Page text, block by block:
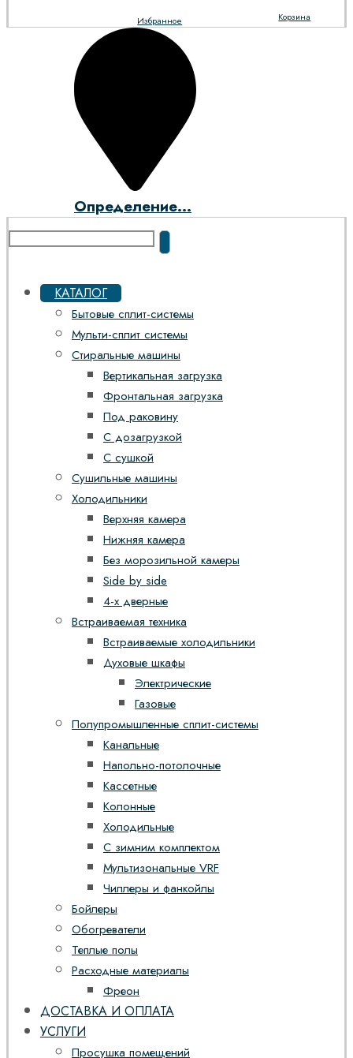
Корзина
Избранное
Определение...
КАТАЛОГ
Бытовые сплит-системы
Мульти-сплит системы
Стиральные машины
Вертикальная загрузка
Фронтальная загрузка
Под раковину
С дозагрузкой
С сушкой
Сушильные машины
Холодильники
Верхняя камера
Нижняя камера
Без морозильной камеры
Side by side
4-х дверные
Встраиваемая техника
Встраиваемые холодильники
Духовые шкафы
Электрические
Газовые
Полупромышленные сплит-системы
Канальные
Напольно-потолочные
Кассетные
Колонные
Холодильные
С зимним комплектом
Мультизональные VRF
Чиллеры и фанкойлы
Бойлеры
Обогреватели
Теплые полы
Расходные материалы
Фреон
ДОСТАВКА И ОПЛАТА
УСЛУГИ
Просушка помещений